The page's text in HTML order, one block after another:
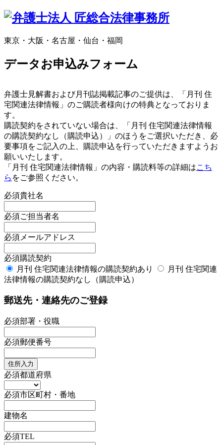
東京・大阪・名古屋・仙台・福岡
データお申込みフォーム
弁護士見解書および月刊誌掲載記事のご提供は、「月刊 住
宅関連法律情報」のご購読者様向けの特典となっておりま
す。
購読契約をされていない場合は、「月刊 住宅関連法律情報
の購読契約なし（購読申込）」のほうをご選択いただき、必
要事項をご記入の上、購読申込を行っていただきますようお
願いいたします。
「月刊 住宅関連法律情報」の内容・購読料等の詳細はこち
ら をご参照ください。
必須貴社名
必須ご担当者名
必須 メールアドレス
必須購読契約
月刊 住宅関連法律情報の購読契約あり
月刊 住宅関連
法律情報の購読契約なし（購読申込）
郵送先・連絡先のご登録
必須部署・役職
必須郵便番号
住所入力
必須都道府県
必須市区町村・番地
建物名
必須TEL